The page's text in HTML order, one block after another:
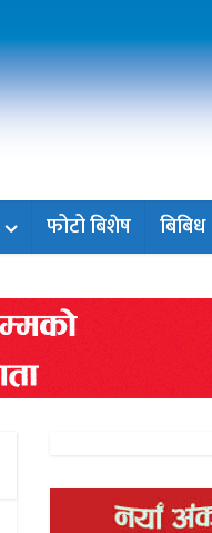
फोटो बिशेष बिबिध